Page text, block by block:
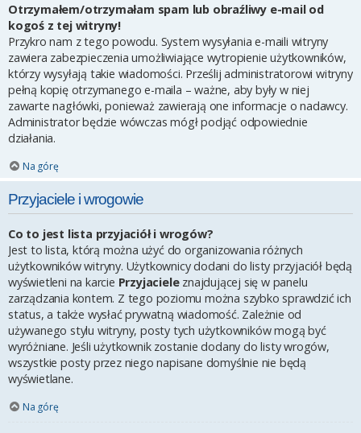
Otrzymałem/otrzymałam spam lub obraźliwy e-mail od
kogoś z tej witryny!
Przykro nam z tego powodu. System wysyłania e-maili witryny
zawiera zabezpieczenia umożliwiające wytropienie użytkowników,
którzy wysyłają takie wiadomości. Prześlij administratorowi witryny
pełną kopię otrzymanego e-maila – ważne, aby były w niej
zawarte nagłówki, ponieważ zawierają one informacje o nadawcy.
Administrator będzie wówczas mógł podjąć odpowiednie
działania.
Na górę
Przyjaciele i wrogowie
Co to jest lista przyjaciół i wrogów?
Jest to lista, którą można użyć do organizowania różnych
użytkowników witryny. Użytkownicy dodani do listy przyjaciół będą
wyświetleni na karcie Przyjacieleznajdującej się w panelu
zarządzania kontem. Z tego poziomu można szybko sprawdzić ich
status, a także wysłać prywatną wiadomość. Zależnie od
używanego stylu witryny, posty tych użytkowników mogą być
wyróżniane. Jeśli użytkownik zostanie dodany do listy wrogów,
wszystkie posty przez niego napisane domyślnie nie będą
wyświetlane.
Na górę